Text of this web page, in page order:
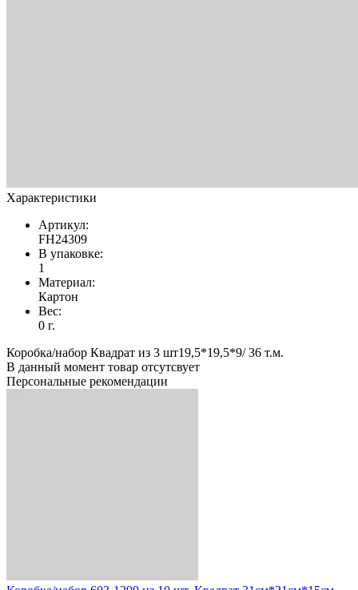
Характеристики
Артикул:
FH24309
В упаковке:
1
Материал:
Картон
Вес:
0 г.
Коробка/набор Квадрат из 3 шт19,5*19,5*9/ 36 т.м.
В данный момент товар отсутсвует
Персональные рекомендации